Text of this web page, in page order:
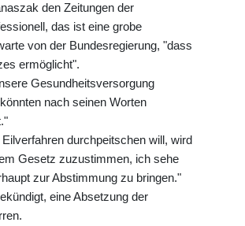
den Zeitungen der
das ist eine grobe
von der Bundesregierung, "dass
ermöglicht".
Gesundheitsversorgung
nach seinen Worten
durchpeitschen will, wird
Gesetz zuzustimmen, ich sehe
zur Abstimmung zu bringen."
eine Absetzung der